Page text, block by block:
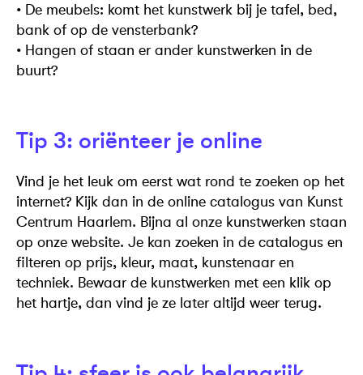
• De meubels: komt het kunstwerk bij je tafel, bed,
bank of op de vensterbank?
• Hangen of staan er ander kunstwerken in de
buurt?
Tip 3: oriënteer je online
Vind je het leuk om eerst wat rond te zoeken op het
internet? Kijk dan in de online catalogus van Kunst
Centrum Haarlem. Bijna al onze kunstwerken staan
op onze website. Je kan zoeken in de catalogus en
filteren op prijs, kleur, maat, kunstenaar en
techniek. Bewaar de kunstwerken met een klik op
het hartje, dan vind je ze later altijd weer terug.